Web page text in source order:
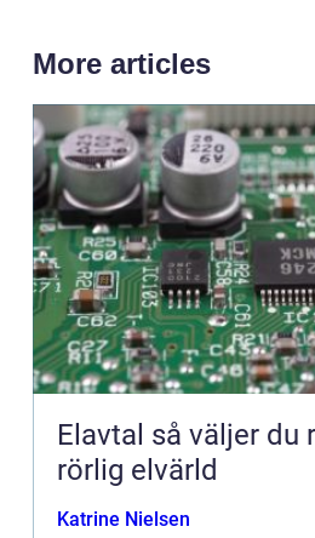
More articles
Elavtal så väljer du rätt avtal i en
rörlig elvärld
Katrine Nielsen